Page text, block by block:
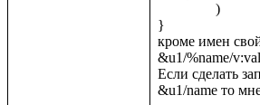
}
кроме имен
&u1/%name/
Если сделать